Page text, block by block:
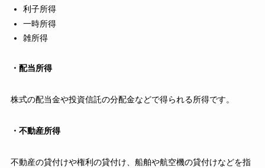
利子所得
一時所得
雑所得
・配当所得
株式の配当金や投資信託の分配金などで得られる所得です。
・不動産所得
不動産の貸付けや権利の貸付け、船舶や航空機の貸付けなどを指